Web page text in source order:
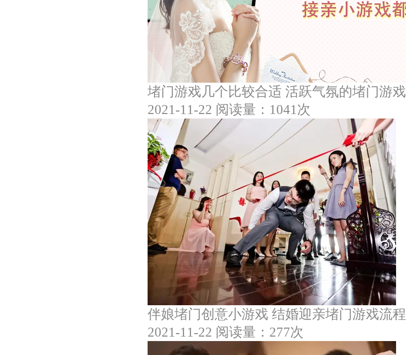
堵门游戏几个比较合适 活跃气氛的堵门游戏
2021-11-22 阅读量：1041次
伴娘堵门创意小游戏 结婚迎亲堵门游戏流程
2021-11-22 阅读量：277次